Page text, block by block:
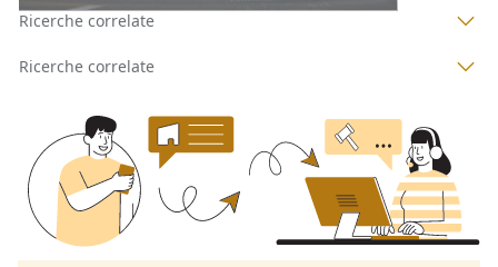
Ricerche correlate
Ricerche correlate